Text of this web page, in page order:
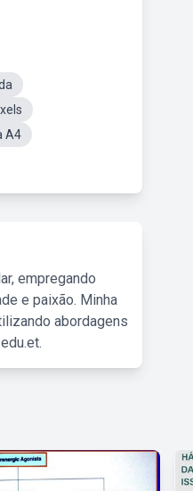
A4
empregando
e paixão. Minha
abordagens